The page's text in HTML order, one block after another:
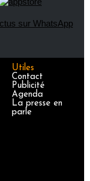
Utiles
Contact
Publicité
Agenda
La presse en
parle